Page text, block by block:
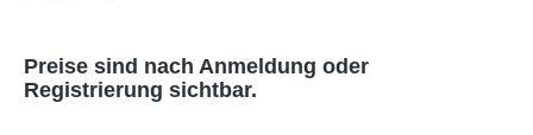
Preise sind nach Anmeldung oder
Registrierung sichtbar.